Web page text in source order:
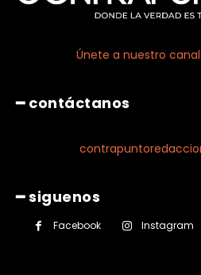
Únete a nuestro
━ contáctanos
━ siguenos
Facebook Instagram